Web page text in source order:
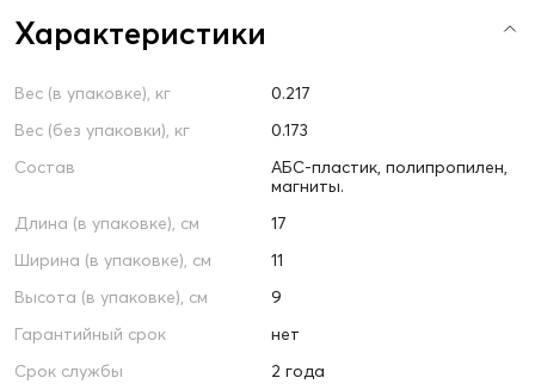
Характеристики
Вес (в упаковке), кг
0.217
Вес (без упаковки), кг
0.173
Состав
АБС-пластик, полипропилен,
магниты.
Длина (в упаковке), см
17
Ширина (в упаковке), см
11
Высота (в упаковке), см
9
Гарантийный срок
нет
Срок службы
2 года